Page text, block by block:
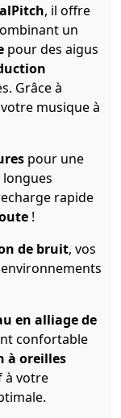
, il offre
un
pour des aigus
Grâce à
musique à
pour une
rapide
!
de bruit, vos
en alliage de
confortable
à oreilles
à votre